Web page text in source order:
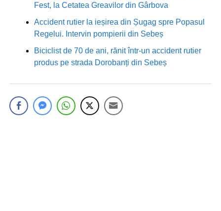
Fest, la Cetatea Greavilor din Gârbova
Accident rutier la ieșirea din Șugag spre Popasul
Regelui. Intervin pompierii din Sebeș
Biciclist de 70 de ani, rănit într-un accident rutier
produs pe strada Dorobanți din Sebeș